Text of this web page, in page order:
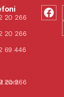
20 266
20 266
69 446
20 266